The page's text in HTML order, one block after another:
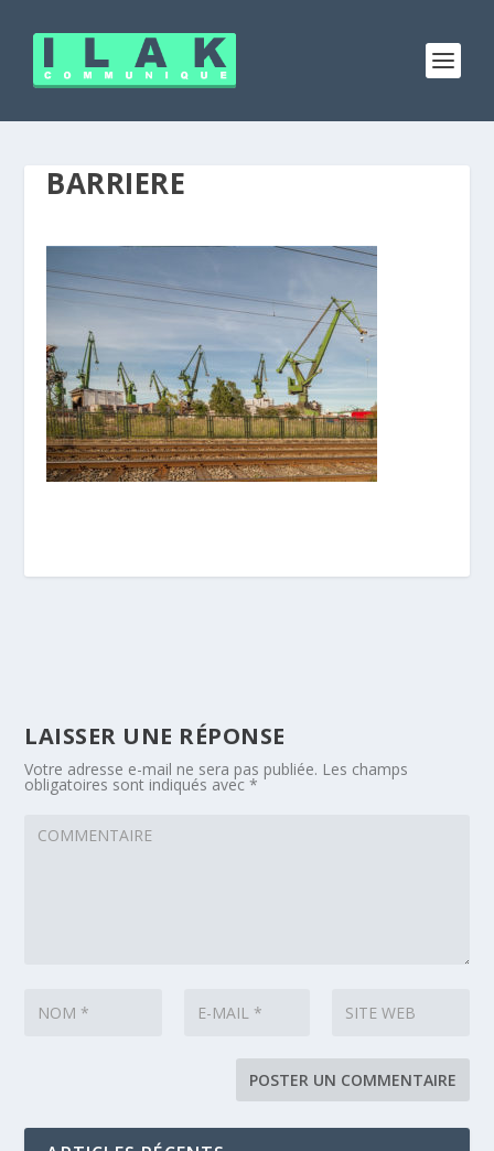
BARRIERE
LAISSER UNE RÉPONSE
Votre adresse e-mail ne sera pas publiée. Les champs
obligatoires sont indiqués avec*